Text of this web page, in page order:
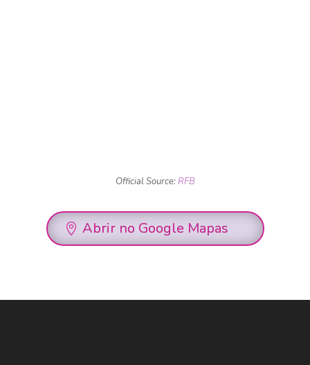
Official Source:RFB
Abrir no Google Mapas